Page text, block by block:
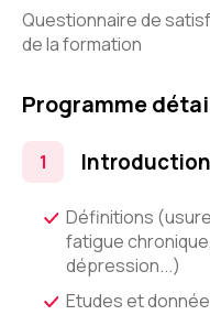
Questionnaire de
de la formation
Programme
Introduction
Définitions
fatigue
dépression...)
Etudes et